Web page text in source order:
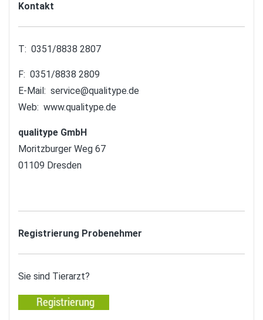
Kontakt
T: 0351/8838 2807
F: 0351/8838 2809
E-Mail: service@qualitype.de
Web: www.qualitype.de
qualitype GmbH
Moritzburger Weg 67
01109 Dresden
Registrierung Probenehmer
Sie sind Tierarzt?